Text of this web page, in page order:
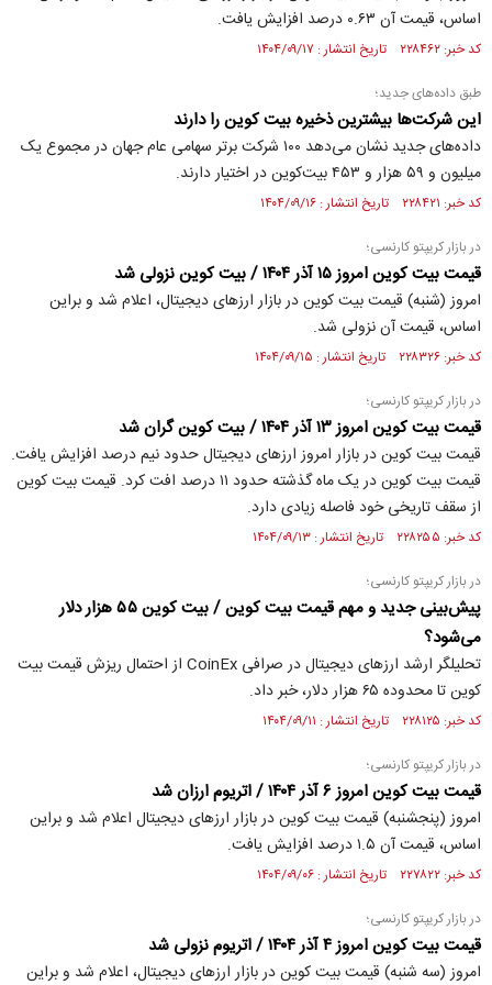
اساس، قیمت آن ۰.۶۳ درصد افزایش یافت.
کد خبر: ۲۲۸۴۶۲ تاریخ انتشار : ۱۴۰۴/۰۹/۱۷
طبق داده‌های جدید؛
این شرکت‌ها بیشترین ذخیره بیت کوین را دارند
داده‌های جدید نشان می‌دهد ۱۰۰ شرکت برتر سهامی عام جهان در مجموع یک
میلیون و ۵۹ هزار و ۴۵۳ بیت‌کوین در اختیار دارند.
کد خبر: ۲۲۸۴۲۱ تاریخ انتشار : ۱۴۰۴/۰۹/۱۶
در بازار کریپتو کارنسی؛
قیمت بیت کوین امروز ۱۵ آذر ۱۴۰۴ / بیت کوین نزولی شد
امروز (شنبه) قیمت بیت کوین در بازار ارزهای دیجیتال، اعلام شد و براین
اساس، قیمت آن نزولی شد.
کد خبر: ۲۲۸۳۲۶ تاریخ انتشار : ۱۴۰۴/۰۹/۱۵
در بازار کریپتو کارنسی؛
قیمت بیت کوین امروز ۱۳ آذر ۱۴۰۴ / بیت کوین گران شد
قیمت بیت کوین در بازار امروز ارز‌های دیجیتال حدود نیم درصد افزایش یافت.
قیمت بیت کوین در یک ماه گذشته حدود ۱۱ درصد افت کرد. قیمت بیت کوین
از سقف تاریخی خود فاصله زیادی دارد.
کد خبر: ۲۲۸۲۵۵ تاریخ انتشار : ۱۴۰۴/۰۹/۱۳
در بازار کریپتو کارنسی؛
پیش‌بینی جدید و مهم قیمت بیت کوین / بیت کوین ۵۵ هزار دلار
می‌شود؟
تحلیلگر ارشد ارزهای دیجیتال در صرافی CoinEx از احتمال ریزش قیمت بیت
کوین تا محدوده ۶۵ هزار دلار، خبر داد.
کد خبر: ۲۲۸۱۲۵ تاریخ انتشار : ۱۴۰۴/۰۹/۱۱
در بازار کریپتو کارنسی؛
قیمت بیت کوین امروز ۶ آذر ۱۴۰۴ / اتریوم ارزان شد
امروز (پنجشنبه) قیمت بیت کوین در بازار ارزهای دیجیتال اعلام شد و براین
اساس، قیمت آن ۱.۵ درصد افزایش یافت.
کد خبر: ۲۲۷۸۲۲ تاریخ انتشار : ۱۴۰۴/۰۹/۰۶
در بازار کریپتو کارنسی؛
قیمت بیت کوین امروز ۴ آذر ۱۴۰۴ / اتریوم نزولی شد
امروز (سه شنبه) قیمت بیت کوین در بازار ارزهای دیجیتال، اعلام شد و براین